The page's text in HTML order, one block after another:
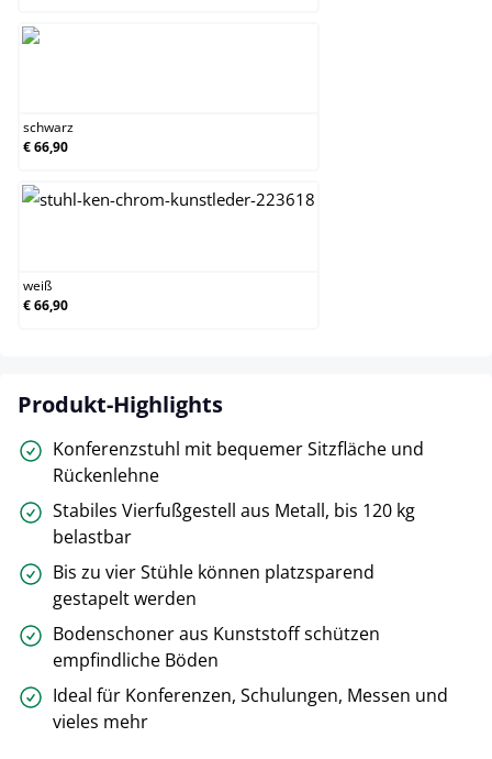
schwarz
€ 66,90
weiß
€ 66,90
Produkt-Highlights
Konferenzstuhl mit bequemer Sitzfläche und
Rückenlehne
Stabiles Vierfußgestell aus Metall, bis 120 kg
belastbar
Bis zu vier Stühle können platzsparend
gestapelt werden
Bodenschoner aus Kunststoff schützen
empfindliche Böden
Ideal für Konferenzen, Schulungen, Messen und
vieles mehr